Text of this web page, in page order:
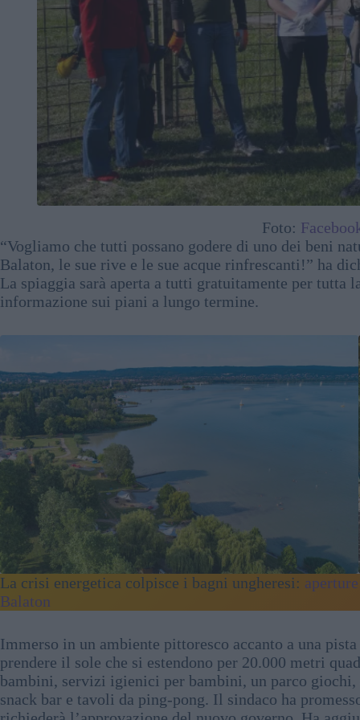
Foto:
“Vogliamo che tutti possano godere di uno dei beni
Balaton, le sue rive e le sue acque rinfrescanti!” ha
La spiaggia sarà aperta a tutti gratuitamente per tutta
informazione sui piani a lungo termine.
La crisi energetica colpisce i bagni ungheresi:
Balaton
Immerso in un ambiente pittoresco accanto a una
prendere il sole che si estendono per 20.000 metri
bambini, servizi igienici per bambini, un parco
snack bar e tavoli da ping-pong. Il sindaco ha